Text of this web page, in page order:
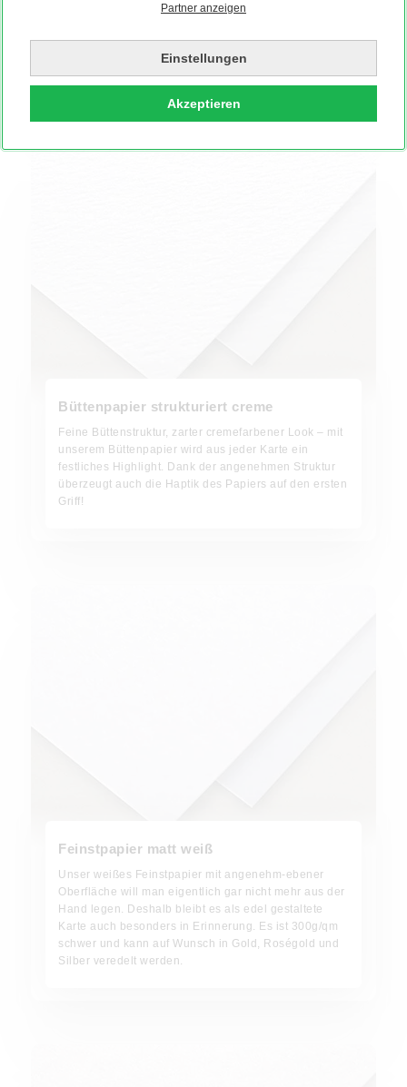
Partner anzeigen
Einstellungen
Akzeptieren
ist es extra leicht, und die durchsichtige Optik sorgt für
Ihr unser Transparentpapier auch im Kartenfächer
und in anderen Sonderformaten bestellen!
Büttenpapier strukturiert creme
Feine Büttenstruktur, zarter cremefarbener Look – mit
unserem Büttenpapier wird aus jeder Karte ein
festliches Highlight. Dank der angenehmen Struktur
überzeugt auch die Haptik des Papiers auf den ersten
Griff!
Feinstpapier matt weiß
Unser weißes Feinstpapier mit angenehm-ebener
Oberfläche will man eigentlich gar nicht mehr aus der
Hand legen. Deshalb bleibt es als edel gestaltete
Karte auch besonders in Erinnerung. Es ist 300g/qm
schwer und kann auf Wunsch in Gold, Roségold und
Silber veredelt werden.